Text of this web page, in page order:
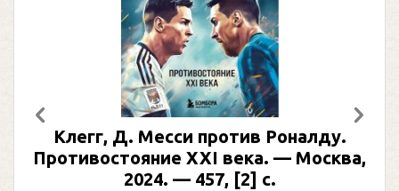
Клегг, Д. Месси против Роналду.
Противостояние XXI века. — Москва,
2024. — 457, [2] с.
Предыдущий